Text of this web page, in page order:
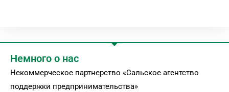
Немного о нас
Некоммерческое партнерство «Сальское агентство
поддержки предпринимательства»